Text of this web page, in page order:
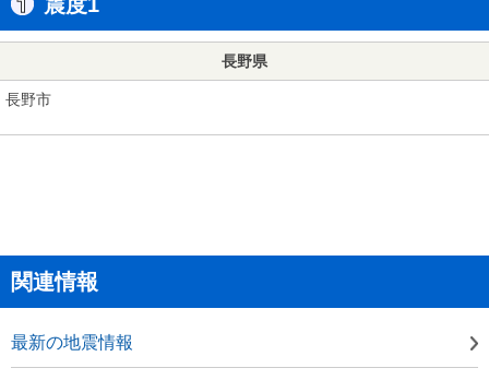
長野県
長野市
関連情報
最新の地震情報